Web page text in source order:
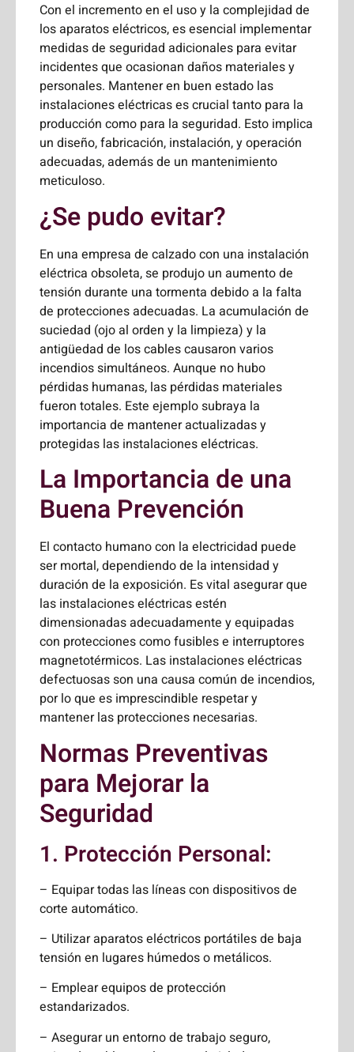
Con el incremento en el uso y la complejidad de
los aparatos eléctricos, es esencial implementar
medidas de seguridad adicionales para evitar
incidentes que ocasionan daños materiales y
personales. Mantener en buen estado las
instalaciones eléctricas es crucial tanto para la
producción como para la seguridad. Esto implica
un diseño, fabricación, instalación, y operación
adecuadas, además de un mantenimiento
meticuloso.
¿Se pudo evitar?
En una empresa de calzado con una instalación
eléctrica obsoleta, se produjo un aumento de
tensión durante una tormenta debido a la falta
de protecciones adecuadas. La acumulación de
suciedad (ojo al orden y la limpieza) y la
antigüedad de los cables causaron varios
incendios simultáneos. Aunque no hubo
pérdidas humanas, las pérdidas materiales
fueron totales. Este ejemplo subraya la
importancia de mantener actualizadas y
protegidas las instalaciones eléctricas.
La Importancia de una
Buena Prevención
El contacto humano con la electricidad puede
ser mortal, dependiendo de la intensidad y
duración de la exposición. Es vital asegurar que
las instalaciones eléctricas estén
dimensionadas adecuadamente y equipadas
con protecciones como fusibles e interruptores
magnetotérmicos. Las instalaciones eléctricas
defectuosas son una causa común de incendios,
por lo que es imprescindible respetar y
mantener las protecciones necesarias.
Normas Preventivas
para Mejorar la
Seguridad
1. Protección Personal:
– Equipar todas las líneas con dispositivos de
corte automático.
– Utilizar aparatos eléctricos portátiles de baja
tensión en lugares húmedos o metálicos.
– Emplear equipos de protección
estandarizados.
– Asegurar un entorno de trabajo seguro,